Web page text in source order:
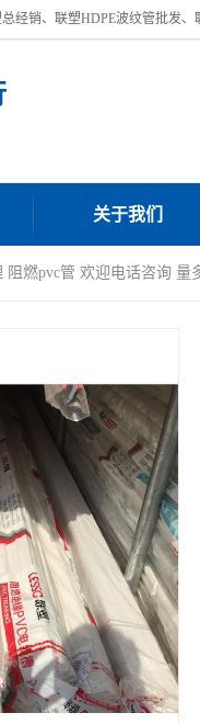
关于我们
阻燃pvc管 欢迎电话咨询 量